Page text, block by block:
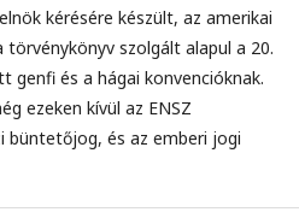
kérésére készült, az amerikai
törvénykönyv szolgált alapul a 20.
genfi és a hágai konvencióknak.
ezeken kívül az ENSZ
büntetőjog, és az emberi jogi